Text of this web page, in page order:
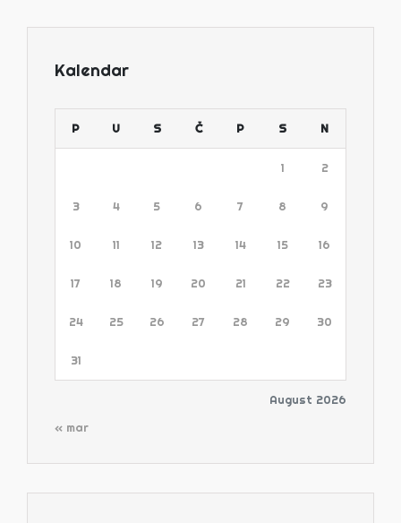
Kalendar
August 2026
P U S Č P S N
1 2
3 4 5 6 7 8 9
10 11 12 13 14 15 16
17 18 19 20 21 22 23
24 25 26 27 28 29 30
31
« mar